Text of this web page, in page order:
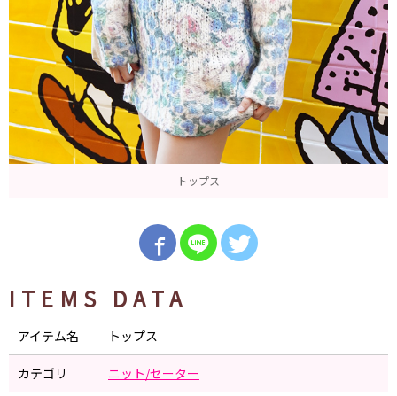
トップス
ITEMS DATA
アイテム名 トップス
カテゴリ ニット/セーター